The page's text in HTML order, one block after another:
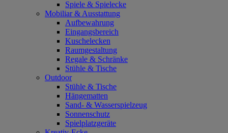
Spiele & Spielecke
Mobiliar & Ausstattung
Aufbewahrung
Eingangsbereich
Kuschelecken
Raumgestaltung
Regale & Schränke
Stühle & Tische
Outdoor
Stühle & Tische
Hängematten
Sand- & Wasserspielzeug
Sonnenschutz
Spielplatzgeräte